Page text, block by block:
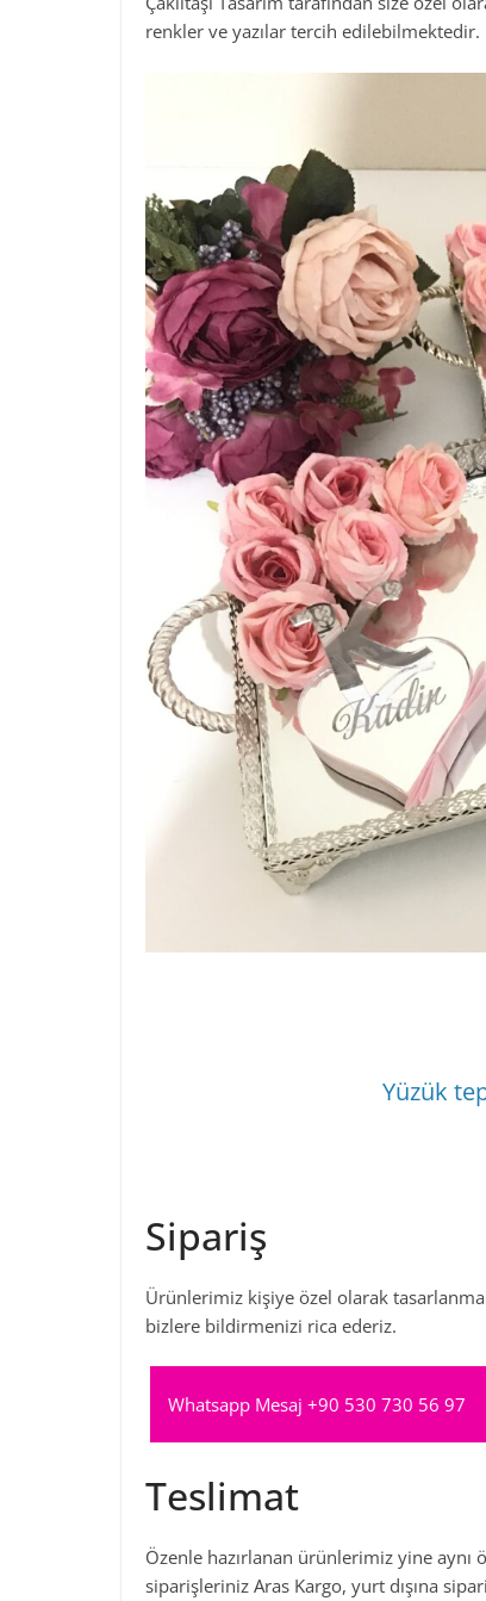
renkler ve yazılar tercih edilebilmektedir.
Yüzük
Sipariş
Ürünlerimiz kişiye özel olarak
bizlere bildirmenizi rica ederiz.
Whatsapp Mesaj +90 530 730 56 97
Teslimat
Özenle hazırlanan ürünlerimiz yine
siparişleriniz Aras Kargo, yurt dışına